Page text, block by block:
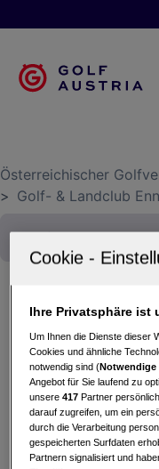
Österreichischer
> Golf- & Landclub
Jubiläums
05.08.2017 -
Golf- & Landclub
Turnierinfo
Bruttowertung
Ihre Privatsphäre ist
Um Ihnen die Dienste dieser
Cookies und ähnliche
notwendig sind (Notwendige
Angebot für Sie laufend zu
unsere417 Partner
darauf zugreifen, um ein
durch die Verarbeitung
gespeicherten Surfdaten
Partnern signalisiert und